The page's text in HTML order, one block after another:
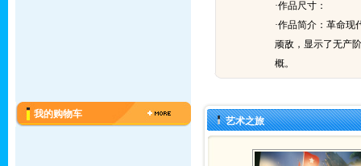
我的购物车
·作品尺寸：
·作品简介： 革命现
顽敌，显示了无产
概。
艺术之旅